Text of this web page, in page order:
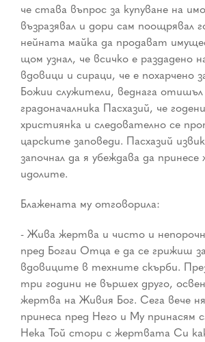
че става въпрос за купуване на
възразявал и дори сам поощрявал
нейната майка да продават
щом узнал, че всичко е раздадено
вдовици и сираци, че е похарчено
Божии служители, веднага
градоначалника Пасхазий, че
християнка и следователно се
царските заповеди. Пасхазий
започнал да я убеждава да
идолите.
Блажената му отговорила:
- Жива жертва и чисто и
пред Богаи Отца е да се грижиш
вдовиците в техните скърби.
три години не вършех друго,
жертва на Живия Бог. Сега вече
принеса пред Него и Му принасям
Нека Той стори с жертвата Си